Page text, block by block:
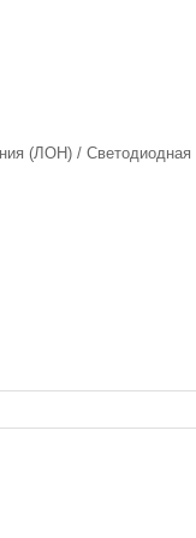
(ЛОН) / Светодиодная